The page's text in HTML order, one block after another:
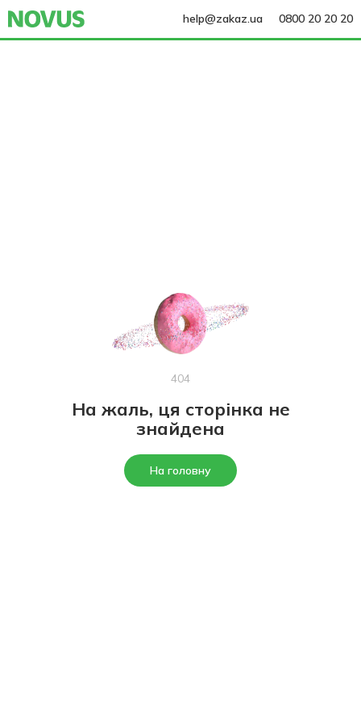
help@zakaz.ua 0800 20 20 20
404
На жаль, ця сторінка не
знайдена
На головну